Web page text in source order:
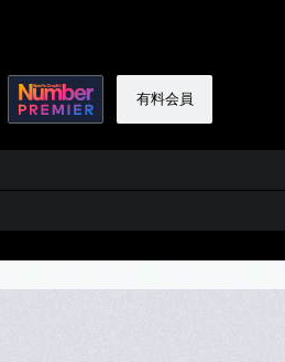
有料会員